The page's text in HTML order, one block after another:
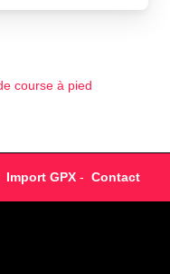
Import GPX- Contact